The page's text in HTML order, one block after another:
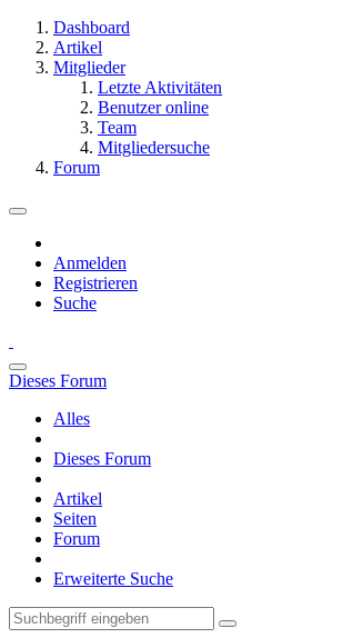
Dashboard
Artikel
Mitglieder
Letzte Aktivitäten
Benutzer online
Team
Mitgliedersuche
Forum
Anmelden
Registrieren
Suche
Dieses Forum
Alles
Dieses Forum
Artikel
Seiten
Forum
Erweiterte Suche